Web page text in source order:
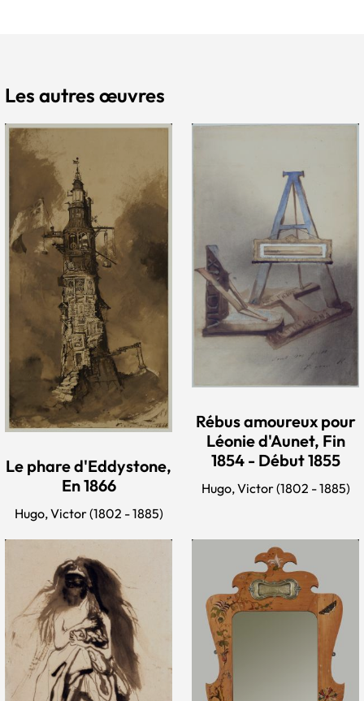
Les autres œuvres
Le phare d'Eddystone,
En 1866
Hugo, Victor (1802 - 1885)
Rébus amoureux pour
Léonie d'Aunet, Fin
1854 - Début 1855
Hugo, Victor (1802 - 1885)